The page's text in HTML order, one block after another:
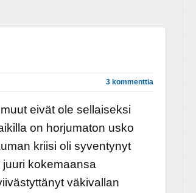
3 kommenttia
eivät ole sellaiseksi
on horjumaton usko
kriisi oli syventynyt
kokemaansa
väkivallan